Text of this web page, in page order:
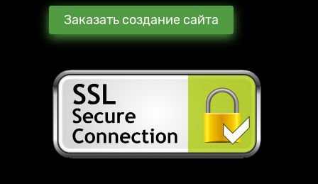
Заказать создание сайта